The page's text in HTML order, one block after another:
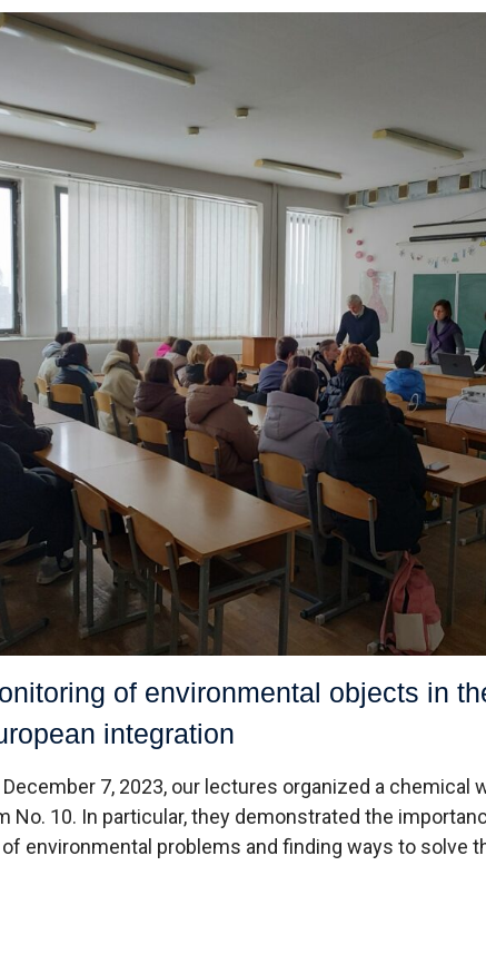
of environmental objects in
integration
December 7, 2023, our lectures organized a chemical
No. 10. In particular, they demonstrated the
environmental problems and finding ways to solve